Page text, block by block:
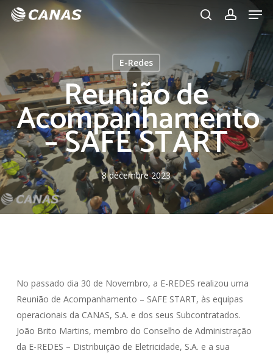
Skip
E-Redes
Reunião de
Acompanhamento
– SAFE START
8 décembre 2023
No passado dia 30 de Novembro, a E-REDES realizou uma
Reunião de Acompanhamento – SAFE START, às equipas
operacionais da CANAS, S.A. e dos seus Subcontratados.
João Brito Martins, membro do Conselho de Administração
da E-REDES – Distribuição de Eletricidade, S.A. e a sua